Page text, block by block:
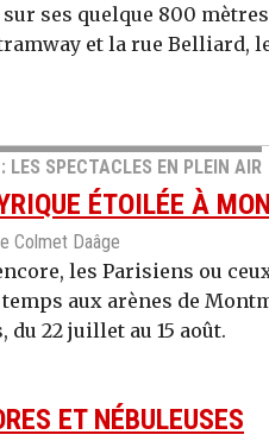
ses quelque 800
et la rue Belliard,
LES SPECTACLES EN PLEIN AIR
ÉTOILÉE À
Colmet Daâge
les Parisiens ou
aux arènes de
du 22 juillet au 15 août.
ET NÉBULEUSES